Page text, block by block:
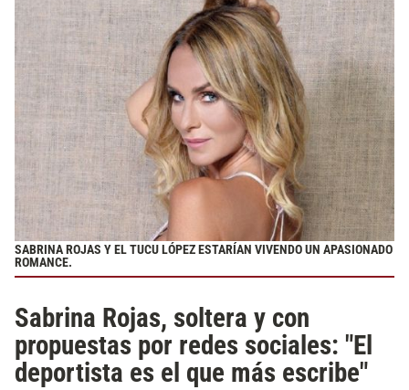
SABRINA ROJAS Y EL TUCU LÓPEZ ESTARÍAN VIVENDO UN APASIONADO
ROMANCE.
Sabrina Rojas, soltera y con
propuestas por redes sociales: "El
deportista es el que más escribe"